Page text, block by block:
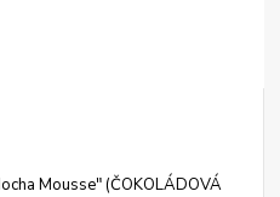
Mousse" (ČOKOLÁDOVÁ